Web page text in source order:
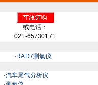
或电话：
021-65730171
· RAD7测氡仪
·汽车尾气分析仪